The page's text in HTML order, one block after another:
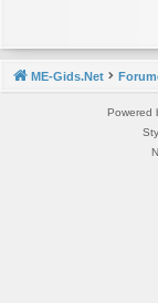
ME-Gids.Net
Powered